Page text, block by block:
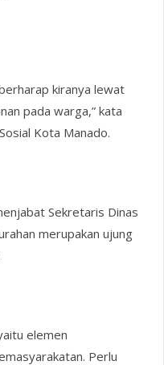
kiranya lewat
pada warga,” kata
Kota Manado.
Sekretaris Dinas
merupakan ujung
elemen
Perlu